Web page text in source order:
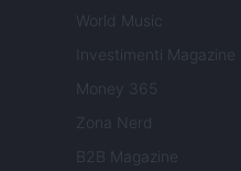
World Music
Investimenti Magazine
Money 365
Zona Nerd
B2B Magazine